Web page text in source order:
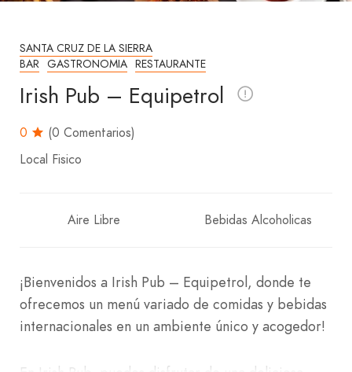
SANTA CRUZ DE LA SIERRA
BAR GASTRONOMIA RESTAURANTE
Irish Pub – Equipetrol
0
(0 Comentarios)
Local Fisico
Aire Libre Bebidas Alcoholicas
¡Bienvenidos a Irish Pub – Equipetrol, donde te
ofrecemos un menú variado de comidas y bebidas
internacionales en un ambiente único y acogedor!